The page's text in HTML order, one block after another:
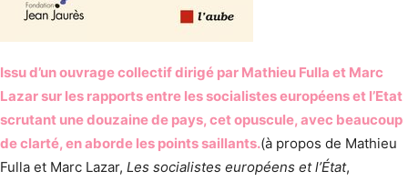
Issu d’un ouvrage collectif dirigé par Mathieu Fulla et Marc
Lazar sur les rapports entre les socialistes européens et l’Etat
scrutant une douzaine de pays, cet opuscule, avec beaucoup
de clarté, en aborde les points saillants.(à propos de Mathieu
Fulla et Marc Lazar, Les socialistes européens et l’État,